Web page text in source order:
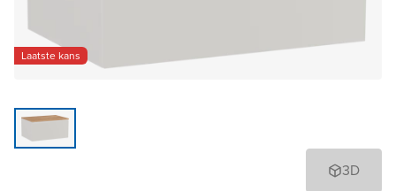
Laatste kans
3D